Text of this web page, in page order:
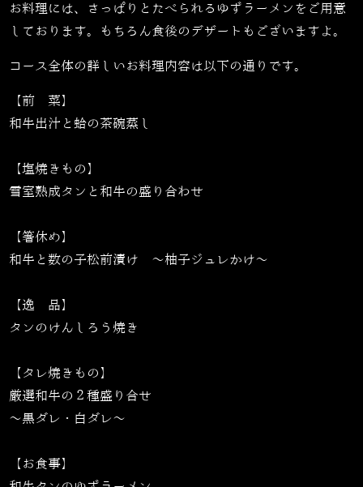
お料理には、さっぱりとたべられるゆずラーメンをご用意
しております。もちろん食後のデザートもございますよ。
コース全体の詳しいお料理内容は以下の通りです。
【前 菜】
和牛出汁と蛤の茶碗蒸し
【塩焼きもの】
雪室熟成タンと和牛の盛り合わせ
【箸休め】
和牛と数の子松前漬け 〜柚子ジュレかけ〜
【逸 品】
タンのけんしろう焼き
【タレ焼きもの】
厳選和牛の２種盛り合せ
〜黒ダレ・白ダレ〜
【お食事】